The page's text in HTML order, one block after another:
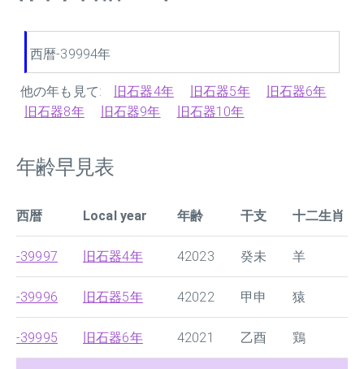
西暦-39994年
他の年も見て: 旧石器4年 旧石器5年
旧石器6年
旧石器8年
旧石器9年 旧石器10年
年齢早見表
西暦 Local year 年齢 干支 十二生肖
-39997 旧石器4年 42023 癸未 羊
-39996 旧石器5年 42022 甲申 猿
-39995 旧石器6年 42021 乙酉 鶏